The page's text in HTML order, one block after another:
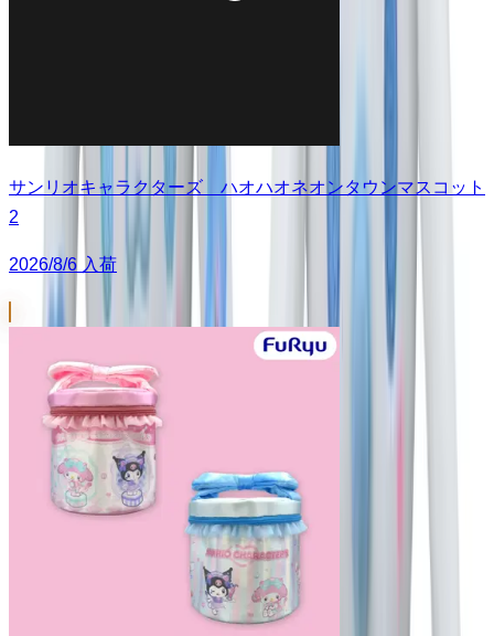
サンリオキャラクターズ ハオハオネオンタウンマスコット
2
2026/8/6 入荷